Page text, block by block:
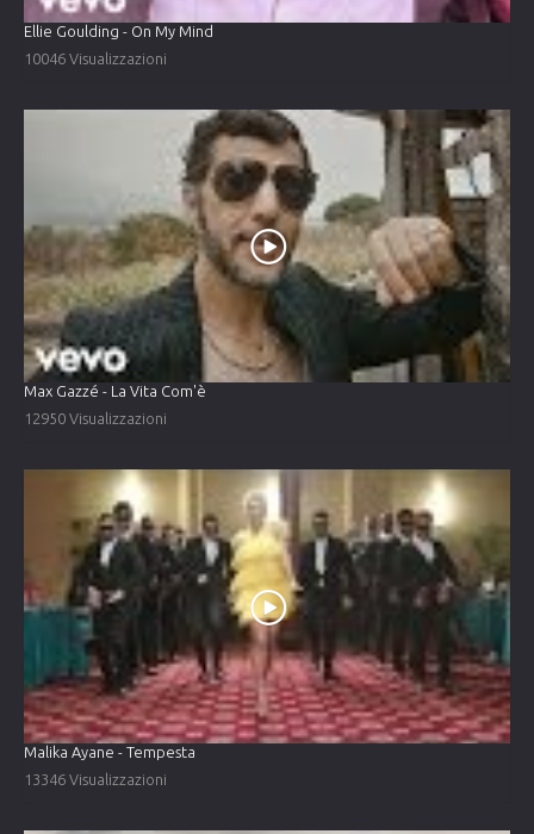
Ellie Goulding - On My Mind
10046 Visualizzazioni
Max Gazzé - La Vita Com'è
12950 Visualizzazioni
Malika Ayane - Tempesta
13346 Visualizzazioni